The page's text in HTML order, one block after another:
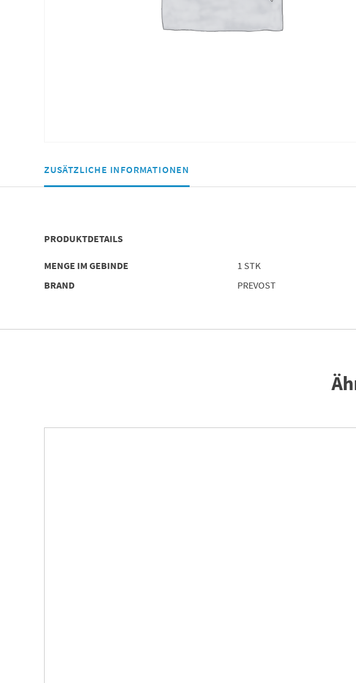
ZUSÄTZLICHE INFORMATIONEN
PRODUKTDETAILS
MENGE IM GEBINDE
1 STK
BRAND
PREVOST